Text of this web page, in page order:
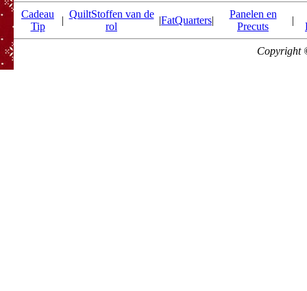
Cadeau
Tip
|
QuiltStoffen van de
rol
|FatQuarters|
Panelen en
Precuts
|
Copyright